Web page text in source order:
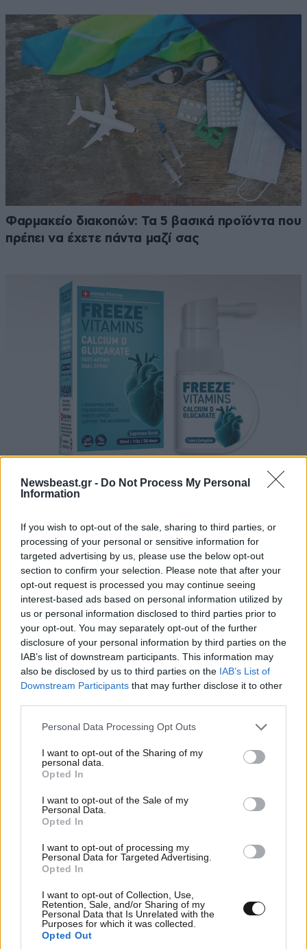
Newsbeast.gr - Do Not Process My Personal
Information
If you wish to opt-out of the sale, sharing to third parties, or
processing of your personal or sensitive information for
targeted advertising by us, please use the below opt-out
section to confirm your selection. Please note that after your
opt-out request is processed you may continue seeing
interest-based ads based on personal information utilized by
us or personal information disclosed to third parties prior to
your opt-out. You may separately opt-out of the further
disclosure of your personal information by third parties on the
IAB’s list of downstream participants. This information may
also be disclosed by us to third parties on the IAB’s List of
Downstream Participants that may further disclose it to other
Please note that this website/app uses one or more Google
not limited to your visit or usage behaviour. You may click to
grant or deny consent to Google and its third-party tags to
use your data for below specified purposes in below Google
consent section.
Personal Data Processing Opt Outs
I want to opt-out of the Sharing of my
personal data.
Opted In
I want to opt-out of the Sale of my
Personal Data.
Opted In
I want to opt-out of processing my
Personal Data for Targeted Advertising.
Opted In
I want to opt-out of Collection, Use,
Retention, Sale, and/or Sharing of my
Personal Data that Is Unrelated with the
Purposes for which it was collected.
Opted Out
Φαρμακείο διακοπών: Τα 5 βασικά προϊόντα που
πρέπει να έχετε πάντα μαζί σας
Ο απόλυτος σύμμαχος στην αποτοξίνωση &
την ορμονική ισορροπία
Η απλή άσκηση που μειώνει γρήγορα το
περπάτημα
Ακολουθήστε το NEWSBEASTστο
Google News
και μάθετε πρώτοι όλες τις ειδήσεις